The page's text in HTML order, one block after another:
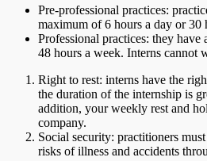
Pre-professional practices:
maximum of 6 hours a day or 30
Professional practices: they
48 hours a week. Interns cannot
Right to rest: interns have the
the duration of the internship is
addition, your weekly rest and
company.
Social security: practitioners
risks of illness and accidents